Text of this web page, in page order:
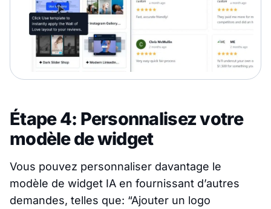
Étape 4: Personnalisez votre
modèle de widget
Vous pouvez personnaliser davantage le
modèle de widget IA en fournissant d’autres
demandes, telles que: “Ajouter un logo